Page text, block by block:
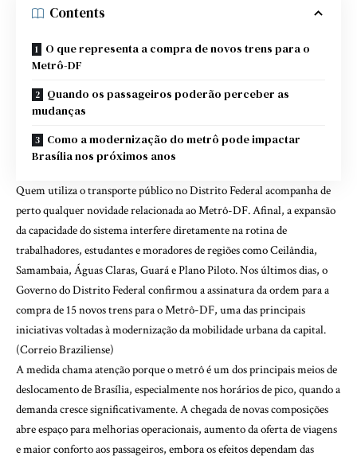
Contents
O que representa a compra de novos trens para o
Metrô-DF
Quando os passageiros poderão perceber as
mudanças
Como a modernização do metrô pode impactar
Brasília nos próximos anos
Quem utiliza o transporte público no Distrito Federal acompanha de
perto qualquer novidade relacionada ao Metrô-DF. Afinal, a expansão
da capacidade do sistema interfere diretamente na rotina de
trabalhadores, estudantes e moradores de regiões como Ceilândia,
Samambaia, Águas Claras, Guará e Plano Piloto. Nos últimos dias, o
Governo do Distrito Federal confirmou a assinatura da ordem para a
compra de 15 novos trens para o Metrô-DF, uma das principais
iniciativas voltadas à modernização da mobilidade urbana da capital.
(Correio Braziliense)
A medida chama atenção porque o metrô é um dos principais meios de
deslocamento de Brasília, especialmente nos horários de pico, quando a
demanda cresce significativamente. A chegada de novas composições
abre espaço para melhorias operacionais, aumento da oferta de viagens
e maior conforto aos passageiros, embora os efeitos dependam das